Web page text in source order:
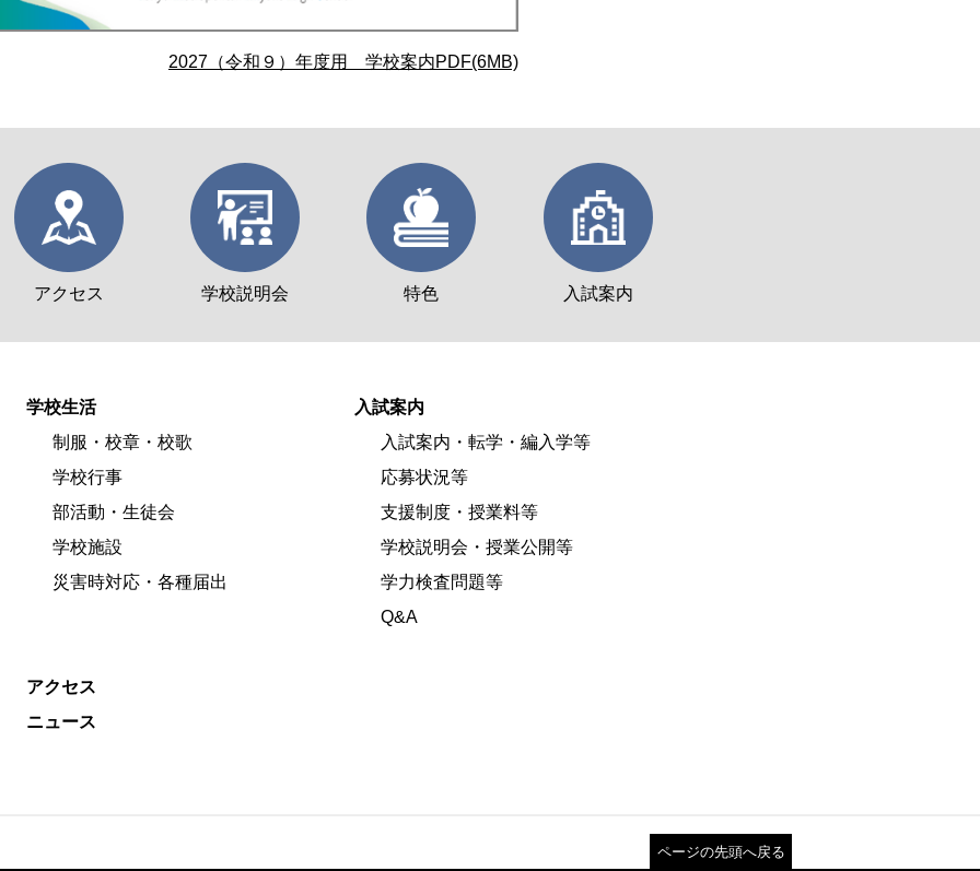
2027（令和９）年度用 学校案内PDF(6MB)
アクセス 学校説明会 特色 入試案内
学校生活
制服・校章・校歌
学校行事
部活動・生徒会
学校施設
災害時対応・各種届出
入試案内
入試案内・転学・編入学等
応募状況等
支援制度・授業料等
学校説明会・授業公開等
学力検査問題等
Q&A
アクセス
ニュース
ページの先頭へ戻る